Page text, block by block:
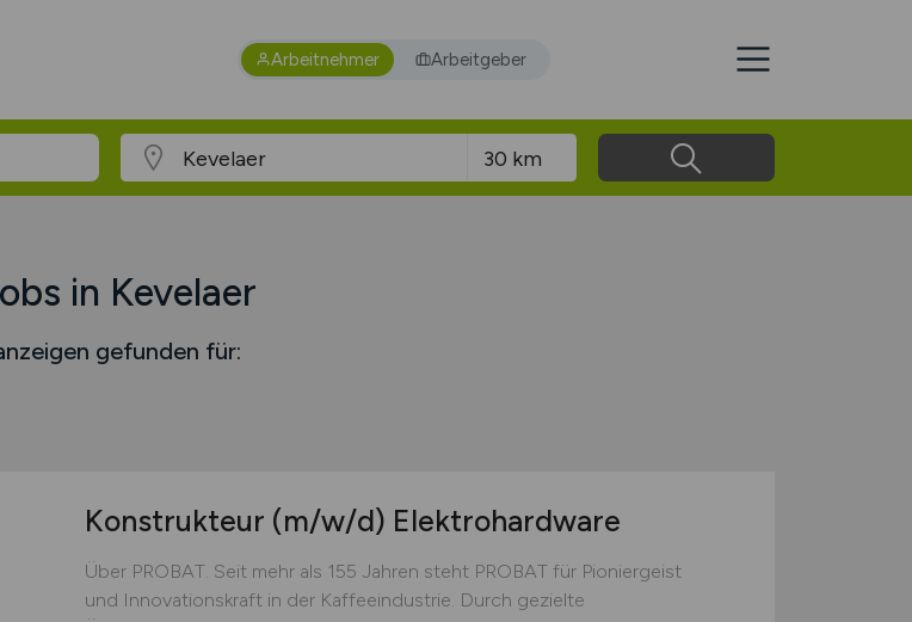
Arbeitnehmer Arbeitgeber
in Kevelaer
gefunden für:
Konstrukteur (m/w/d) Elektrohardware
Über PROBAT. Seit mehr als 155 Jahren steht PROBAT für Pioniergeist
und Innovationskraft in der Kaffeeindustrie. Durch gezielte